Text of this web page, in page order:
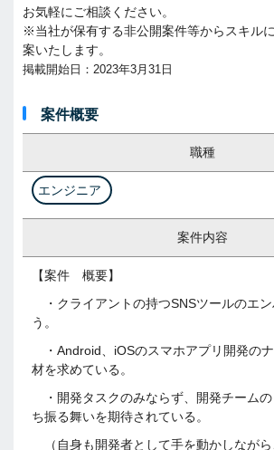
お気軽にご相談ください。
※当社が保有する非公開案件等からスキル
案いたします。
掲載開始日：2023年3月31日
案件概要
職種
エンジニア
案件内容
【案件 概要】
・クライアントの持つSNSツールのエ
う。
・Android、iOSのスマホアプリ開発の
材を求めている。
・開発タスクのみならず、開発チーム
ち振る舞いを期待されている。
（自身も開発者として手を動かしなが